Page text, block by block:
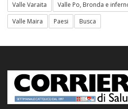
Valle Varaita
Valle Po, Bronda e
Valle Maira
Paesi Busca